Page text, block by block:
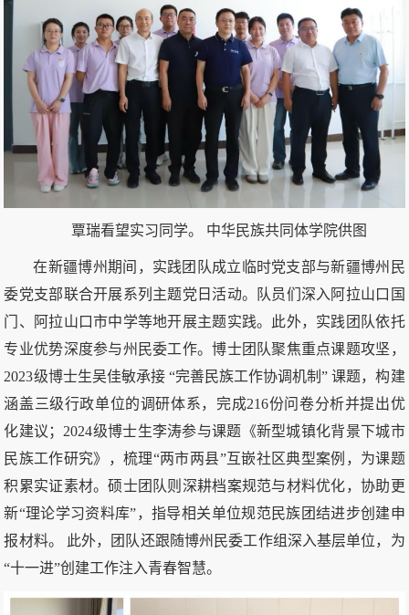
覃瑞看望实习同学。 中华民族共同体学院供图
在新疆博州期间，实践团队成立临时党支部与新疆博州民
委党支部联合开展系列主题党日活动。队员们深入阿拉山口国
门、阿拉山口市中学等地开展主题实践。此外，实践团队依托
专业优势深度参与州民委工作。博士团队聚焦重点课题攻坚，
2023级博士生吴佳敏承接 “完善民族工作协调机制” 课题，构建
涵盖三级行政单位的调研体系，完成216份问卷分析并提出优
化建议；2024级博士生李涛参与课题《新型城镇化背景下城市
民族工作研究》，梳理“两市两县”互嵌社区典型案例，为课题
积累实证素材。硕士团队则深耕档案规范与材料优化，协助更
新“理论学习资料库”，指导相关单位规范民族团结进步创建申
报材料。 此外，团队还跟随博州民委工作组深入基层单位，为
“十一进”创建工作注入青春智慧。